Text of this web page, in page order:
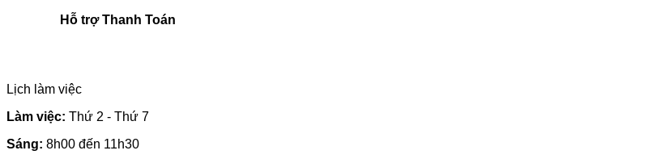
Hỗ trợ Thanh Toán
Lịch làm việc
Làm việc: Thứ 2 - Thứ 7
Sáng: 8h00 đến 11h30